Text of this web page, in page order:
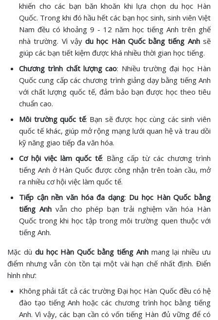
khiến cho các bạn băn khoăn khi lựa chọn du học Hàn
Quốc. Trong khi đó hầu hết các bạn học sinh, sinh viên Việt
Nam đều có khoảng 9 - 12 năm học tiếng Anh trên ghế
nhà trường. Vì vậydu học Hàn Quốc bằng tiếng Anhsẽ
giúp các bạn tiết kiệm được khá nhiều thời gian học tiếng.
Chương trình chất lượng cao: Nhiều trường đại học Hàn
Quốc cung cấp các chương trình giảng dạy bằng tiếng Anh
với chất lượng quốc tế, đảm bảo bạn được học theo tiêu
chuẩn cao.
Môi trường quốc tế: Bạn sẽ được học cùng các sinh viên
quốc tế khác, giúp mở rộng mạng lưới quan hệ và trau dồi
kỹ năng giao tiếp đa văn hóa.
Cơ hội việc làm quốc tế: Bằng cấp từ các chương trình
tiếng Anh ở Hàn Quốc được công nhận trên toàn cầu, mở
ra nhiều cơ hội việc làm quốc tế.
Tiếp cận nền văn hóa đa dạng: Du học Hàn Quốc bằng
tiếng Anhvẫn cho phép bạn trải nghiệm văn hóa Hàn
Quốc trong khi học tập trong môi trường quen thuộc với
tiếng Anh.
Mặc dù du học Hàn Quốc bằng tiếng Anhmang lại nhiều ưu
điểm nhưng vẫn còn tồn tại một vài hạn chế nhất định. Điển
hình như:
Không phải tất cả các trường Đại học Hàn Quốc đều có hệ
đào tạo tiếng Anh hoặc các chương trình học bằng tiếng
Anh. Vì vậy, các bạn cần có vốn tiếng Hàn đủ vững để có